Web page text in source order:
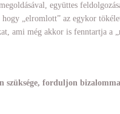
együttes
„elromlott” az egykor
ami még akkor is fenntartja a
szüksége, forduljon